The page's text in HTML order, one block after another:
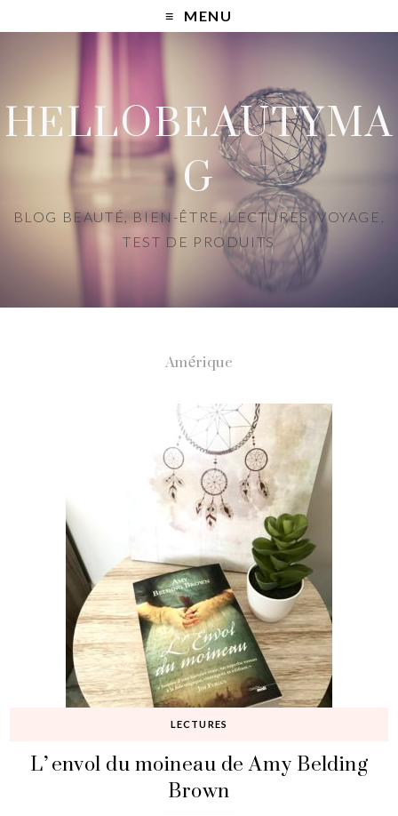
MENU
HELLOBEAUTYMA
G
BLOG BEAUTÉ, BIEN-ÊTRE, LECTURES, VOYAGE,
TEST DE PRODUITS
Amérique
LECTURES
L’envol du moineau de Amy Belding
Brown